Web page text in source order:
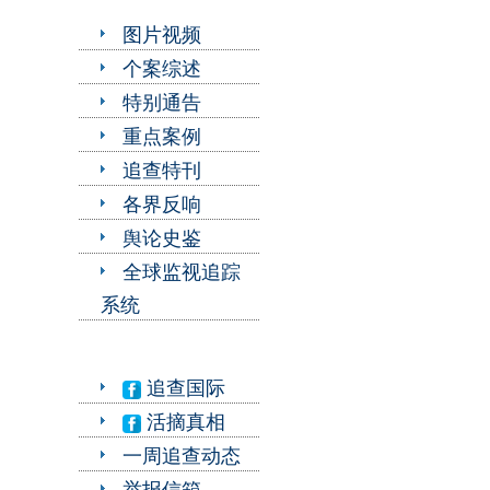
图片视频
个案综述
特别通告
重点案例
追查特刊
各界反响
舆论史鉴
全球监视追踪
系统
追查国际
活摘真相
一周追查动态